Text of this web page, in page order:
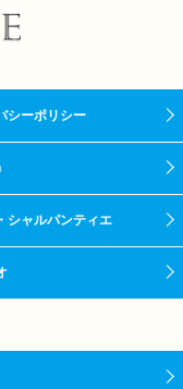
シーポリシー
シャルパンティエ